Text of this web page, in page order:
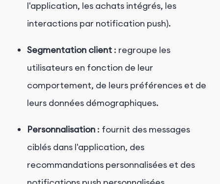
l'application, les achats intégrés, les
interactions par notification push).
Segmentation client : regroupe les
utilisateurs en fonction de leur
comportement, de leurs préférences et de
leurs données démographiques.
Personnalisation : fournit des messages
ciblés dans l'application, des
recommandations personnalisées et des